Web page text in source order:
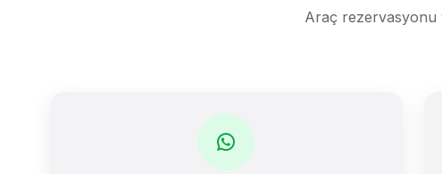
Araç rezervasyonu